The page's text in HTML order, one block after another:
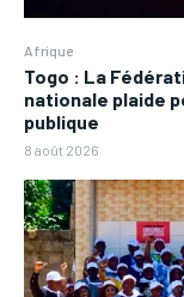
Afrique
Togo : La
nationale plaide
publique
8 août 2026